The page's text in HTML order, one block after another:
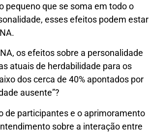
pequeno que se soma em todo o
esses efeitos podem estar
os efeitos sobre a personalidade
atuais de herdabilidade para os
dos cerca de 40% apontados por
ausente”?
de participantes e o aprimoramento
sobre a interação entre